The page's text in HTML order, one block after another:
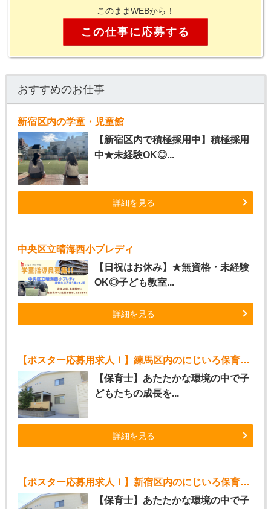
このままWEBから！
この仕事に応募する
おすすめのお仕事
新宿区内の学童・児童館
【新宿区内で積極採用中】積極採用
中★未経験OK◎...
詳細を見る
中央区立晴海西小プレディ
【日祝はお休み】★無資格・未経験
OK◎子ども教室...
詳細を見る
【ポスター応募用求人！】練馬区内のにじいろ保育園（パート）
【保育士】あたたかな環境の中で子
どもたちの成長を...
詳細を見る
【ポスター応募用求人！】新宿区内のにじいろ保育園（パート）
【保育士】あたたかな環境の中で子